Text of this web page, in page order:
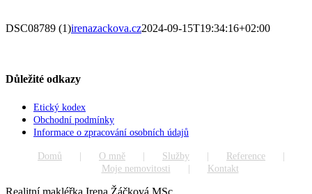
DSC08789 (1)irenazackova.cz2024-09-15T19:34:16+02:00
Důležité odkazy
Etický kodex
Obchodní podmínky
Informace o zpracování osobních údajů
Domů O mně Služby
Reference
Moje nemovitosti
Kontakt
Realitní makléřka Irena Žáčková MSc.